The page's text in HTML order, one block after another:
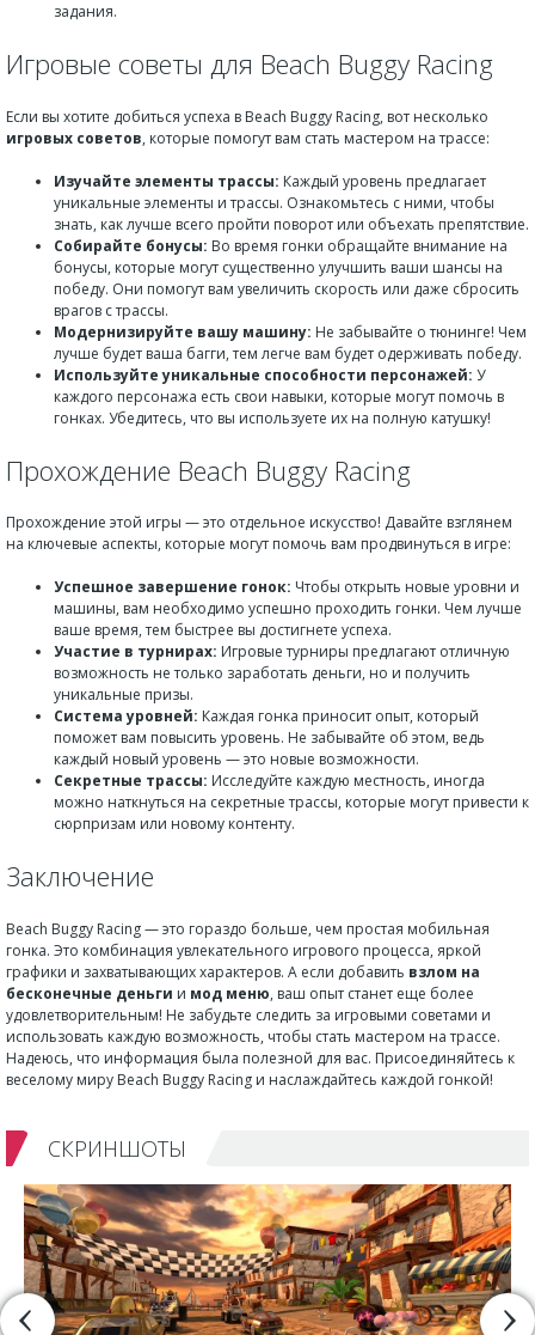
задания.
Игровые советы для Beach Buggy Racing
Если вы хотите добиться успеха в Beach Buggy Racing, вот несколько
игровых советов, которые помогут вам стать мастером на трассе:
Изучайте элементы трассы: Каждый уровень предлагает
уникальные элементы и трассы. Ознакомьтесь с ними, чтобы
знать, как лучше всего пройти поворот или объехать препятствие.
Собирайте бонусы: Во время гонки обращайте внимание на
бонусы, которые могут существенно улучшить ваши шансы на
победу. Они помогут вам увеличить скорость или даже сбросить
врагов с трассы.
Модернизируйте вашу машину: Не забывайте о тюнинге! Чем
лучше будет ваша багги, тем легче вам будет одерживать победу.
Используйте уникальные способности персонажей: У
каждого персонажа есть свои навыки, которые могут помочь в
гонках. Убедитесь, что вы используете их на полную катушку!
Прохождение Beach Buggy Racing
Прохождение этой игры — это отдельное искусство! Давайте взглянем
на ключевые аспекты, которые могут помочь вам продвинуться в игре:
Успешное завершение гонок: Чтобы открыть новые уровни и
машины, вам необходимо успешно проходить гонки. Чем лучше
ваше время, тем быстрее вы достигнете успеха.
Участие в турнирах: Игровые турниры предлагают отличную
возможность не только заработать деньги, но и получить
уникальные призы.
Система уровней: Каждая гонка приносит опыт, который
поможет вам повысить уровень. Не забывайте об этом, ведь
каждый новый уровень — это новые возможности.
Секретные трассы: Исследуйте каждую местность, иногда
можно наткнуться на секретные трассы, которые могут привести к
сюрпризам или новому контенту.
Заключение
Beach Buggy Racing — это гораздо больше, чем простая мобильная
гонка. Это комбинация увлекательного игрового процесса, яркой
графики и захватывающих характеров. А если добавить взлом на
бесконечные деньги и мод меню, ваш опыт станет еще более
удовлетворительным! Не забудьте следить за игровыми советами и
использовать каждую возможность, чтобы стать мастером на трассе.
Надеюсь, что информация была полезной для вас. Присоединяйтесь к
веселому миру Beach Buggy Racing и наслаждайтесь каждой гонкой!
СКРИНШОТЫ